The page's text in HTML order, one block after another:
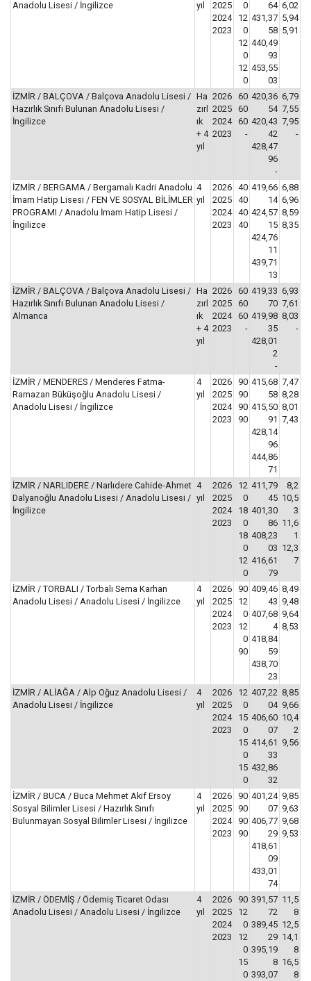
Anadolu Lisesi / İngilizce yıl
2025
2024
2023
0
12
0
12
0
12
0
64
431,37
58
440,49
93
453,55
03
6,02
5,94
5,91
İZMİR / BALÇOVA / Balçova Anadolu Lisesi /
Hazırlık Sınıfı Bulunan Anadolu Lisesi /
İngilizce
Ha
zırl
ık
+ 4
yıl
2026
2025
2024
2023
60
60
60
-
420,36
54
420,43
42
428,47
96
-
6,79
7,55
7,95
-
İZMİR / BERGAMA / Bergamalı Kadri Anadolu
İmam Hatip Lisesi / FEN VE SOSYAL BİLİMLER
PROGRAMI / Anadolu İmam Hatip Lisesi /
İngilizce
4
yıl
2026
2025
2024
2023
40
40
40
40
419,66
14
424,57
15
424,76
11
439,71
13
6,88
6,96
8,59
8,35
İZMİR / BALÇOVA / Balçova Anadolu Lisesi /
Hazırlık Sınıfı Bulunan Anadolu Lisesi /
Almanca
Ha
zırl
ık
+ 4
yıl
2026
2025
2024
2023
60
60
60
-
419,33
70
419,98
35
428,01
2
-
6,93
7,61
8,03
-
İZMİR / MENDERES / Menderes Fatma-
Ramazan Büküşoğlu Anadolu Lisesi /
Anadolu Lisesi / İngilizce
4
yıl
2026
2025
2024
2023
90
90
90
90
415,68
58
415,50
91
428,14
96
444,86
71
7,47
8,28
8,01
7,43
İZMİR / NARLIDERE / Narlıdere Cahide-Ahmet
Dalyanoğlu Anadolu Lisesi / Anadolu Lisesi /
İngilizce
4
yıl
2026
2025
2024
2023
12
0
18
0
18
0
12
0
411,79
45
401,30
86
408,23
03
416,61
79
8,2
10,5
3
11,6
1
12,3
7
İZMİR / TORBALI / Torbalı Sema Karhan
Anadolu Lisesi / Anadolu Lisesi / İngilizce
4
yıl
2026
2025
2024
2023
90
12
0
12
0
90
409,46
43
407,68
4
418,84
59
438,70
23
8,49
9,48
9,64
8,53
İZMİR / ALİAĞA / Alp Oğuz Anadolu Lisesi /
Anadolu Lisesi / İngilizce
4
yıl
2026
2025
2024
2023
12
0
15
0
15
0
15
0
407,22
04
406,60
07
414,61
33
432,86
32
8,85
9,66
10,4
2
9,56
İZMİR / BUCA / Buca Mehmet Akif Ersoy
Sosyal Bilimler Lisesi / Hazırlık Sınıfı
Bulunmayan Sosyal Bilimler Lisesi / İngilizce
4
yıl
2026
2025
2024
2023
90
90
90
90
401,24
07
406,77
29
418,61
09
433,01
74
9,85
9,63
9,68
9,53
İZMİR / ÖDEMİŞ / Ödemiş Ticaret Odası
Anadolu Lisesi / Anadolu Lisesi / İngilizce
4
yıl
2026
2025
2024
2023
90
12
0
12
0
15
0
391,57
72
389,45
29
395,19
8
393,07
11,5
8
12,5
14,1
8
16,5
8